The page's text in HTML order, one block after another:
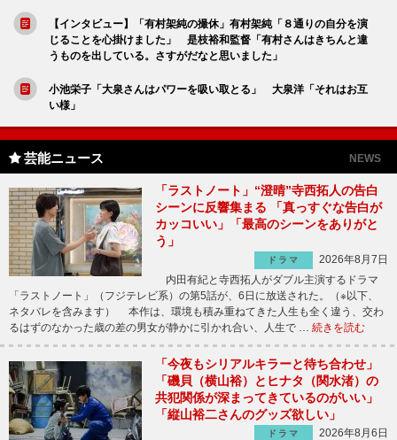
【インタビュー】「有村架純の撮休」有村架純「８通りの自分を演
じることを心掛けました」 是枝裕和監督「有村さんはきちんと違
うものを出している。さすがだなと思いました」
小池栄子「大泉さんはパワーを吸い取とる」 大泉洋「それはお互
い様」
芸能ニュース NEWS
「ラストノート」“澄晴”寺西拓人の告白
シーンに反響集まる 「真っすぐな告白が
カッコいい」「最高のシーンをありがと
う」
ドラマ
2026年8月7日
内田有紀と寺西拓人がダブル主演するドラマ
「ラストノート」（フジテレビ系）の第5話が、6日に放送された。（※以下、
ネタバレを含みます） 本作は、環境も積み重ねてきた人生も全く違う、交わ
るはずのなかった歳の差の男女が静かに引かれ合い、人生で … 続きを読む
「今夜もシリアルキラーと待ち合わせ」
「磯貝（横山裕）とヒナタ（関水渚）の
共犯関係が深まってきているのがいい」
「縦山裕二さんのグッズ欲しい」
ドラマ
2026年8月6日